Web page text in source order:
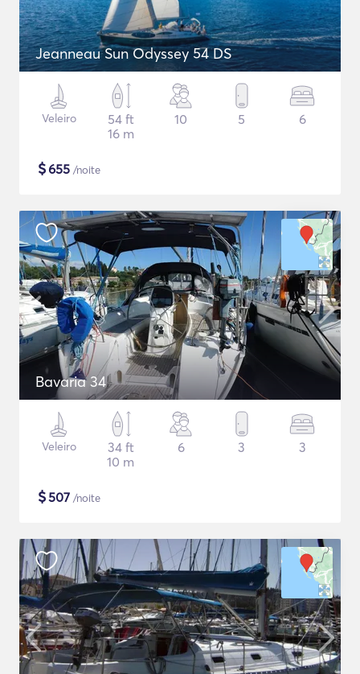
Jeanneau Sun Odyssey 54 DS
Veleiro
54 ft
16 m
10 5 6
$655 /noite
Bavaria 34
Veleiro
34 ft
10 m
6 3 3
$507 /noite